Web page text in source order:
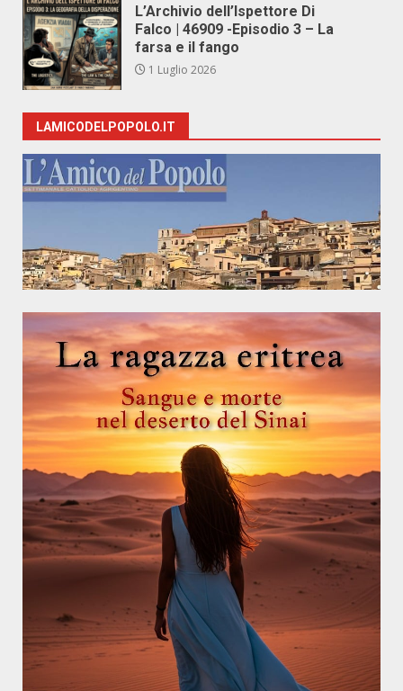
L’Archivio dell’Ispettore Di
Falco | 46909 -Episodio 3 – La
farsa e il fango
1 Luglio 2026
LAMICODELPOPOLO.IT